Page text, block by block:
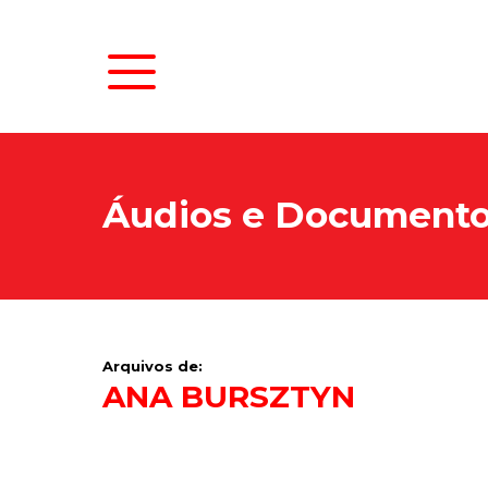
Áudios e
Arquivos de:
ANA BURSZTYN